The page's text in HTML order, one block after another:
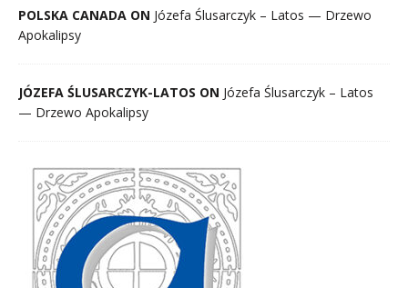
POLSKA CANADA ON Józefa Ślusarczyk – Latos — Drzewo
Apokalipsy
JÓZEFA ŚLUSARCZYK-LATOS ON Józefa Ślusarczyk – Latos
— Drzewo Apokalipsy